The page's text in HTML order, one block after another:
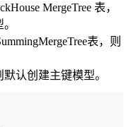
MergeTree 表，
表，则
认创建主键模型。